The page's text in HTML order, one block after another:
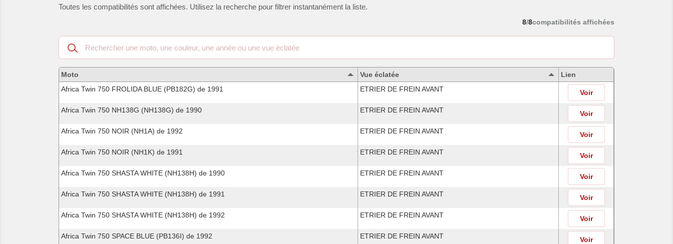
Toutes les compatibilités sont affichées. Utilisez la recherche pour filtrer instantanément la liste.
8/8compatibilités affichées
Recherche
dans
les
motos
compatibles
Moto Vue éclatée
Lien
Africa Twin 750 FROLIDA BLUE (PB182G) de 1991
ETRIER DE FREIN AVANT Voir
Africa Twin 750 NH138G (NH138G) de 1990 ETRIER DE FREIN AVANT Voir
Africa Twin 750 NOIR (NH1A) de 1992 ETRIER DE FREIN AVANT Voir
Africa Twin 750 NOIR (NH1K) de 1991 ETRIER DE FREIN AVANT Voir
Africa Twin 750 SHASTA WHITE (NH138H) de 1990 ETRIER DE FREIN AVANT Voir
Africa Twin 750 SHASTA WHITE (NH138H) de 1991 ETRIER DE FREIN AVANT Voir
Africa Twin 750 SHASTA WHITE (NH138H) de 1992 ETRIER DE FREIN AVANT Voir
Africa Twin 750 SPACE BLUE (PB136I) de 1992 ETRIER DE FREIN AVANT Voir